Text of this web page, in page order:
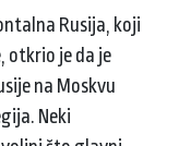
Rusija, koji
otkrio je da je
na Moskvu
Neki